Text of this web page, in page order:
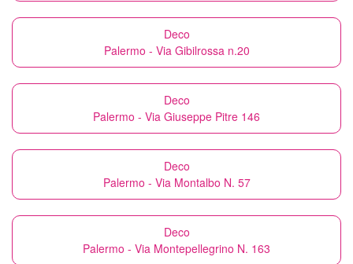
Deco
Palermo - Via Gibilrossa n.20
Deco
Palermo - Via Giuseppe Pitre 146
Deco
Palermo - Via Montalbo N. 57
Deco
Palermo - Via Montepellegrino N. 163